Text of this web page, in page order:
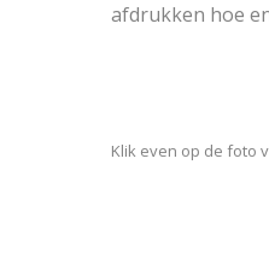
afdrukken hoe
Klik even op de foto